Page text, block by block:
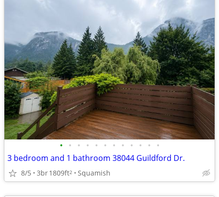
• • • • • • • • • • • •
3 bedroom and 1 bathroom 38044 Guildford Dr.
8/5 3br1809ft2 Squamish